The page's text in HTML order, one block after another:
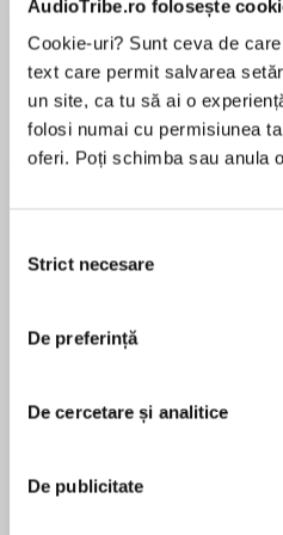
AudioTribe.ro folosește
Cookie-uri? Sunt ceva de
text care permit salvarea
un site, ca tu să ai o
folosi numai cu permisiunea
oferi. Poți schimba sau anula
consimțământului
Strict necesare
De preferință
De cercetare și analitice
De publicitate
Desprecarte
When a high-ranking
board is found shot to
child-size fingerprints in
Public prosecutor Jana
lead the investigation.
prosecutor father, won't
threatening letters the
She is steely, aloof,
pentru această carte
Emelie Schepp is an